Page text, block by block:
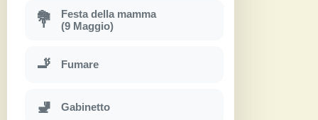
💐
Festa della mamma
(9 Maggio)
🚬 Fumare
🚽 Gabinetto